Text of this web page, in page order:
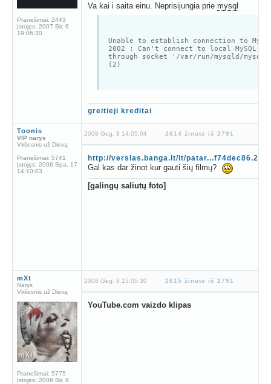
Pranešimai: 2443
Įstojęs: 2007 Bir. 6
19:06:30
Va kai i saita einu. Neprisijungia prie mysql
Unable to establish connection to
2002 : Can't connect to local MySQL
through socket '/var/run/mysqld/
(2)
greitieji kreditai
Toonis
VIP narys
Viršesnis už Dievą
Pranešimai: 5741
Įstojęs: 2006 Spa. 17
14:10:03
2008 Geg. 8 14:05:04 2614 žinutė iš 2791
http://verslas.banga.lt/lt/patar...f74dec86.2
Gal kas dar žinot kur gauti šių filmų?
[galingų saliutų foto]
mXt
Narys
Viršesnis už Dievą
Pranešimai: 5775
Įstojęs: 2006 Bir. 9
2008 Geg. 8 15:05:30 2615 žinutė iš 2791
YouTube.com vaizdo klipas